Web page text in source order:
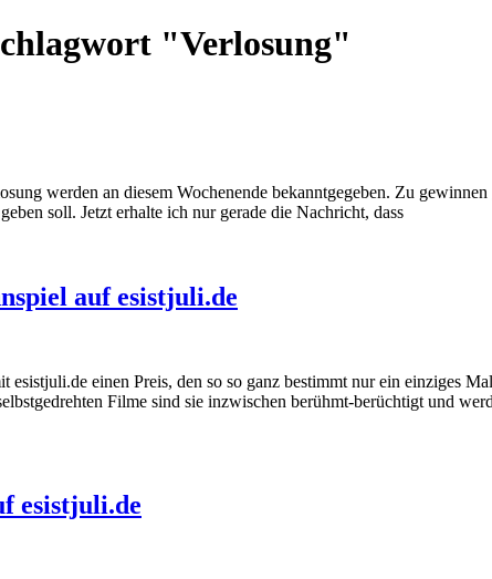
"Verlosung"
werden an diesem Wochenende bekanntgegeben. Zu
soll. Jetzt erhalte ich nur gerade die Nachricht, dass
auf esistjuli.de
esistjuli.de einen Preis, den so so ganz bestimmt nur ein einziges
Filme sind sie inzwischen berühmt-berüchtigt und
esistjuli.de